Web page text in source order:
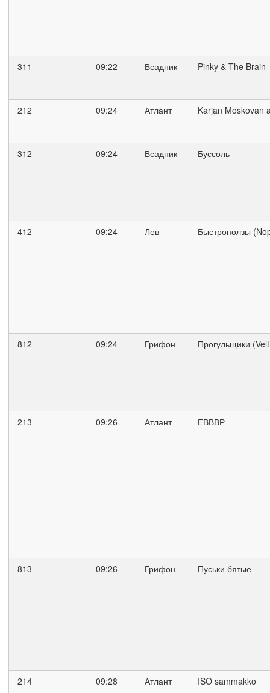
311 09:22 Всадник Pinky & The Brain
212 09:24 Атлант Karjan Moskovan
312 09:24 Всадник Буссоль
412 09:24 Лев Быстроползы
812 09:24 Грифон Прогульщики
213 09:26 Атлант ЕВВВР
813 09:26 Грифон Пуськи бятые
214 09:28 Атлант ISO sammakko